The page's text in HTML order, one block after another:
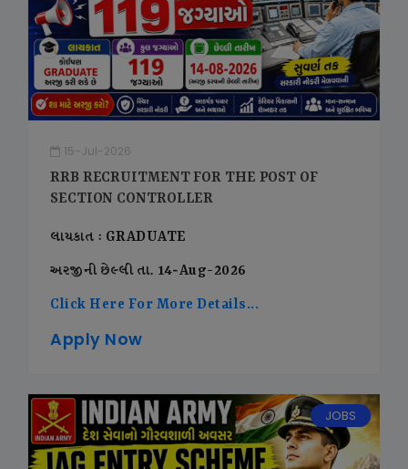
15-Jul-2026
RRB RECRUITMENT FOR THE POST OF
SECTION CONTROLLER
લાયકાત : GRADUATE
અરજીની છેલ્લી તા. 14-Aug-2026
Click Here For More Details...
Apply Now
JOBS